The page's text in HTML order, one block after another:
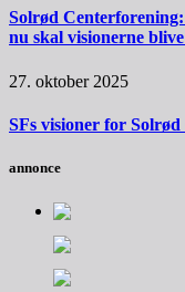
Solrød
nu skal visionerne
27. oktober 2025
SFs visioner for
annonce